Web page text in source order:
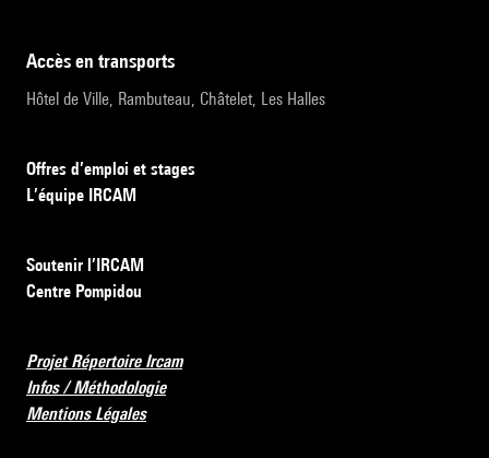
accès en transports
Hôtel de Ville, Rambuteau, Châtelet, Les Halles
Offres d’emploi et stages
L’équipe IRCAM
Soutenir l’IRCAM
Centre Pompidou
Projet Répertoire Ircam
Infos / Méthodologie
Mentions Légales